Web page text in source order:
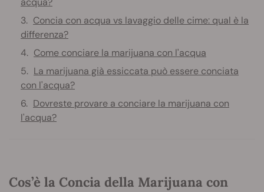
Concia con acqua vs lavaggio delle cime: qual è la
differenza?
Come conciare la marijuana con l'acqua
La marijuana già essiccata può essere conciata
con l'acqua?
Dovreste provare a conciare la marijuana con
l'acqua?
Cos’è la Concia della Marijuana con